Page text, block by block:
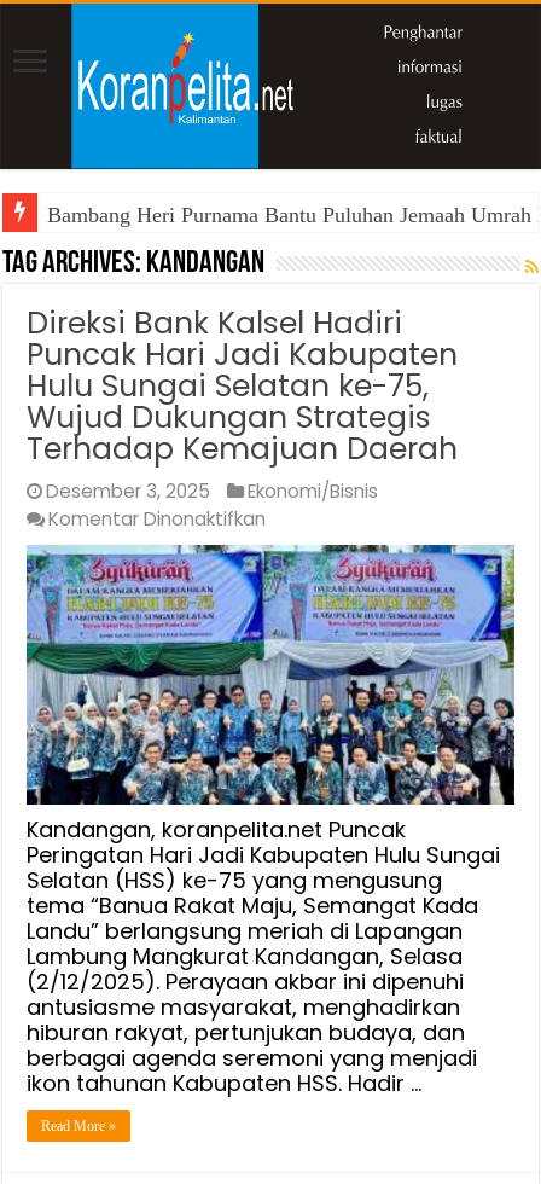
Bambang Heri Purnama Bantu Puluhan Jemaah
Tag Archives: Kandangan
Direksi Bank Kalsel Hadiri
Puncak Hari Jadi Kabupaten
Hulu Sungai Selatan ke-75,
Wujud Dukungan Strategis
Terhadap Kemajuan Daerah
Desember 3, 2025
Ekonomi/Bisnis
Komentar Dinonaktifkan
Direksi
Bank
Kalsel
Hadiri
Puncak
Hari
Jadi
Kabupaten
Hulu
Sungai
Selatan
ke-
75,
Wujud
Dukungan
Strategis
Terhadap
Kemajuan
Daerah
Kandangan, koranpelita.net Puncak
Peringatan Hari Jadi Kabupaten Hulu Sungai
Selatan (HSS) ke-75 yang mengusung
tema “Banua Rakat Maju, Semangat Kada
Landu” berlangsung meriah di Lapangan
Lambung Mangkurat Kandangan, Selasa
(2/12/2025). Perayaan akbar ini dipenuhi
antusiasme masyarakat, menghadirkan
hiburan rakyat, pertunjukan budaya, dan
berbagai agenda seremoni yang menjadi
ikon tahunan Kabupaten HSS. Hadir …
Read More »